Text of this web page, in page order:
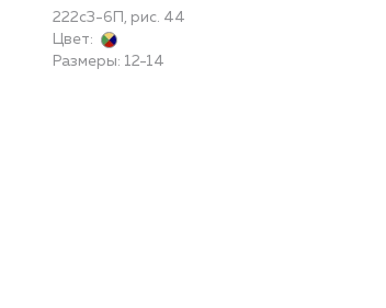
222с3-6П, рис. 44
Цвет:
Размеры: 12-14